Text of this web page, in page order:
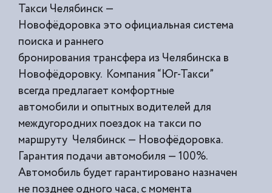
Такси Челябинск —
Новофёдоровка это официальная система
поиска и раннего
бронирования трансфера из Челябинска в
Новофёдоровку. Компания “Юг-Такси”
всегда предлагает комфортные
автомобили и опытных водителей для
междугородних поездок на такси по
маршруту Челябинск — Новофёдоровка.
Гарантия подачи автомобиля — 100%.
Автомобиль будет гарантировано назначен
не позднее одного часа, с момента